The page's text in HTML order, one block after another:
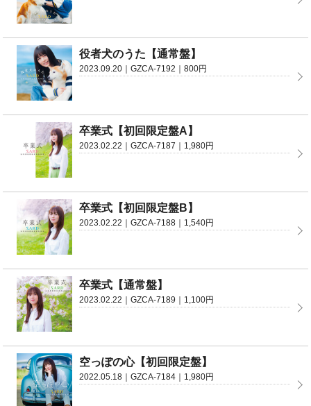
役者犬のうた【通常盤】
2023.09.20｜GZCA-7192｜800円
卒業式【初回限定盤A】
2023.02.22｜GZCA-7187｜1,980円
卒業式【初回限定盤B】
2023.02.22｜GZCA-7188｜1,540円
卒業式【通常盤】
2023.02.22｜GZCA-7189｜1,100円
空っぽの心【初回限定盤】
2022.05.18｜GZCA-7184｜1,980円